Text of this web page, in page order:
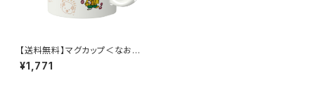
【送料無料】マグカップ＜なおや
とえびす＞
¥1,771